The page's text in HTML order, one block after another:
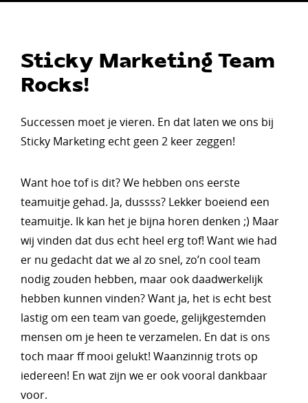
Sticky Marketing Team
Rocks!
Successen moet je vieren. En dat laten we ons bij
Sticky Marketing echt geen 2 keer zeggen!
Want hoe tof is dit? We hebben ons eerste
teamuitje gehad. Ja, dussss? Lekker boeiend een
teamuitje. Ik kan het je bijna horen denken ;) Maar
wij vinden dat dus echt heel erg tof! Want wie had
er nu gedacht dat we al zo snel, zo’n cool team
nodig zouden hebben, maar ook daadwerkelijk
hebben kunnen vinden? Want ja, het is echt best
lastig om een team van goede, gelijkgestemden
mensen om je heen te verzamelen. En dat is ons
toch maar ff mooi gelukt! Waanzinnig trots op
iedereen! En wat zijn we er ook vooral dankbaar
voor.